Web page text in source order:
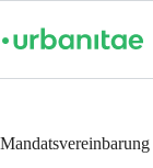
Mandatsvereinbarung